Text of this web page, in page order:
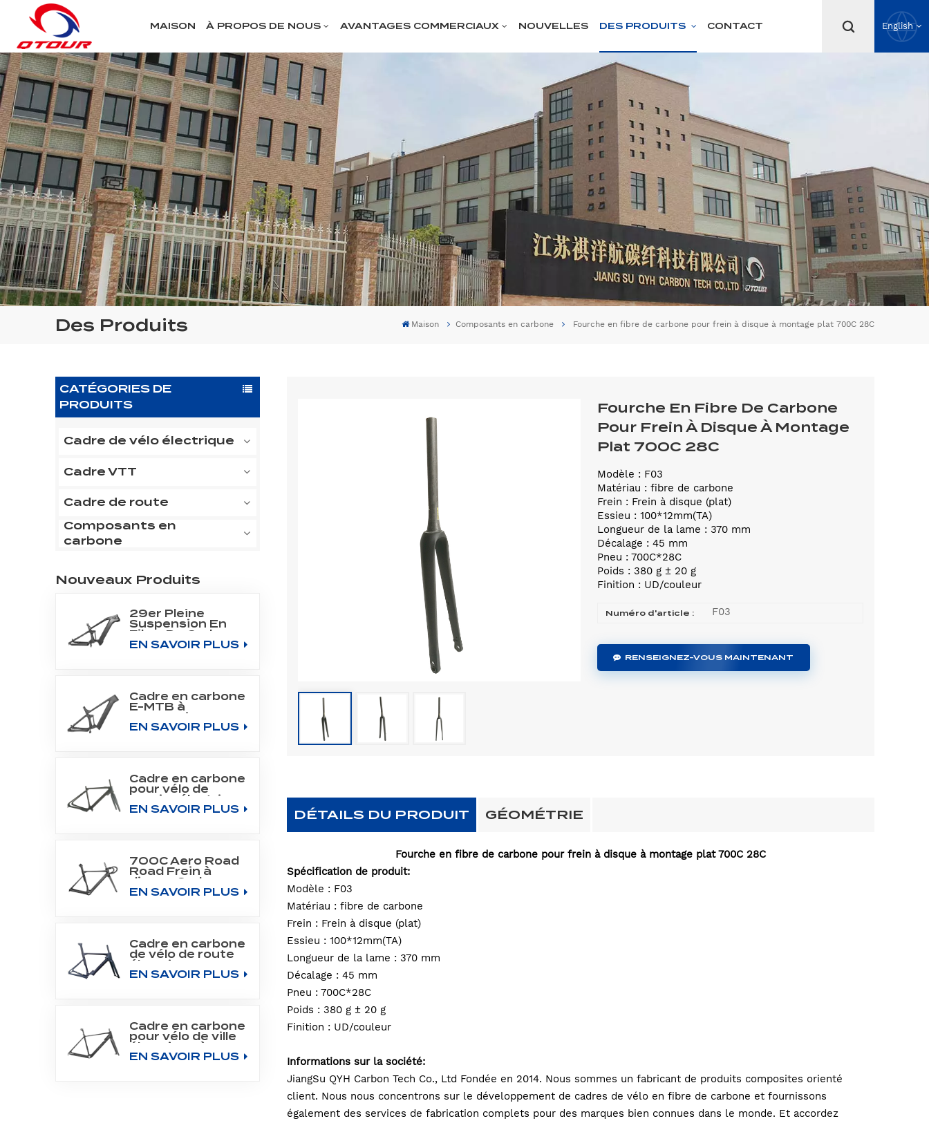
MAISON À PROPOS DE NOUS AVANTAGES COMMERCIAUX NOUVELLES DES PRODUITS CONTACT English
Des Produits Maison Composants en carbone Fourche en fibre de carbone pour frein à disque à montage plat 700C 28C
CATÉGORIES DE
PRODUITS
Cadre de vélo électrique
Cadre VTT
Cadre de route
Composants en
carbone
Nouveaux Produits
29er Pleine
Suspension En
Fibre De Carbone
Tout Cadre De
EN SAVOIR PLUS
Cadre en carbone
E-MTB à
suspension
intégrale pour
EN SAVOIR PLUS
Cadre en carbone
pour vélo de
gravier électrique
700C Fit Fazua
EN SAVOIR PLUS
700C Aero Road
Road Frein à
disque Cadre en
carbone
EN SAVOIR PLUS
Cadre en carbone
de vélo de route
électrique 700C
pour moteur
EN SAVOIR PLUS
Cadre en carbone
pour vélo de ville
électrique à
moteur arrière
EN SAVOIR PLUS
Fourche En Fibre De Carbone
Pour Frein À Disque À Montage
Plat 700C 28C
Modèle : F03
Matériau : fibre de carbone
Frein : Frein à disque (plat)
Essieu : 100*12mm(TA)
Longueur de la lame : 370 mm
Décalage : 45 mm
Pneu : 700C*28C
Poids : 380 g ± 20 g
Finition : UD/couleur
Numéro d'article : F03
RENSEIGNEZ-VOUS MAINTENANT
DÉTAILS DU PRODUIT GÉOMÉTRIE
Fourche en fibre de carbone pour frein à disque à montage plat 700C 28C
Spécification de produit:
Modèle : F03
Matériau : fibre de carbone
Frein : Frein à disque (plat)
Essieu : 100*12mm(TA)
Longueur de la lame : 370 mm
Décalage : 45 mm
Pneu : 700C*28C
Poids : 380 g ± 20 g
Finition : UD/couleur
Informations sur la société:
JiangSu QYH Carbon Tech Co., Ltd Fondée en 2014. Nous sommes un fabricant de produits composites orienté
client. Nous nous concentrons sur le développement de cadres de vélo en fibre de carbone et fournissons
également des services de fabrication complets pour des marques bien connues dans le monde. Et accordez